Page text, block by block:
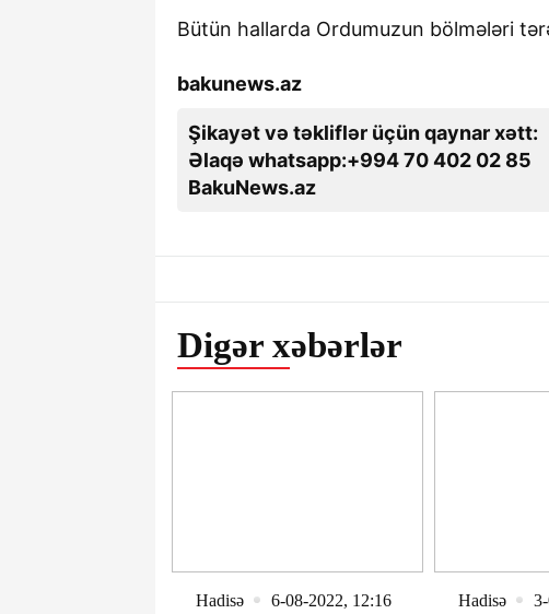
Bütün hallarda Ordumuzun bölmələri
bakunews.az
Şikayət və təkliflər üçün qaynar xətt:
Əlaqə whatsapp:+994 70 402 02 85
BakuNews.az
Digər xəbərlər
Hadisə 6-08-2022, 12:16 Hadisə